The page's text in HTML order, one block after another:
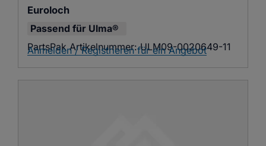
Euroloch
Passend für Ulma®
PartsPak Artikelnummer:ULM09-0020649-11
Anmelden / Registrieren für ein Angebot